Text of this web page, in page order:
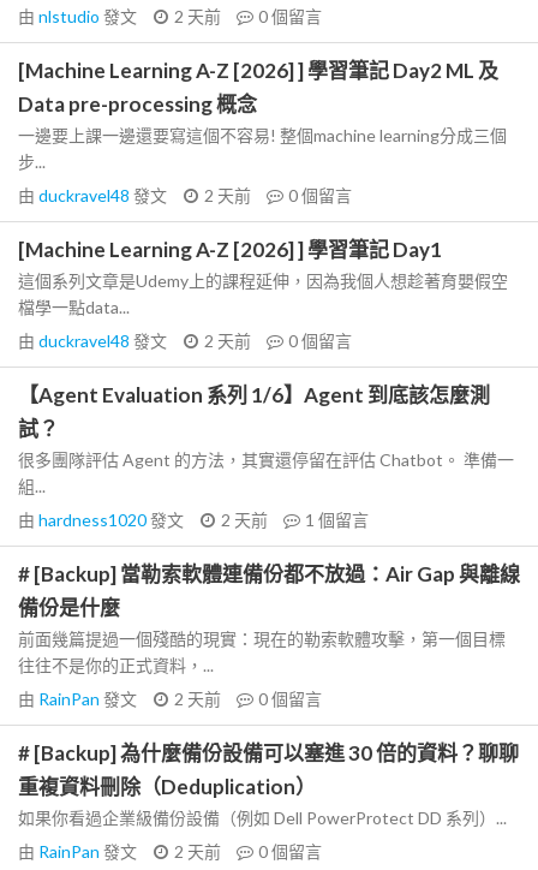
由 nlstudio 發文 2 天前 0個留言
[Machine Learning A-Z [2026] ] 學習筆記 Day2 ML 及
Data pre-processing 概念
一邊要上課一邊還要寫這個不容易! 整個machine learning分成三個
步...
由 duckravel48 發文 2 天前 0個留言
[Machine Learning A-Z [2026] ] 學習筆記 Day1
這個系列文章是Udemy上的課程延伸，因為我個人想趁著育嬰假空
檔學一點data...
由 duckravel48 發文 2 天前 0個留言
【Agent Evaluation 系列 1/6】Agent 到底該怎麼測
試？
很多團隊評估 Agent 的方法，其實還停留在評估 Chatbot。 準備一
組...
由 hardness1020發文 2 天前 1 個留言
# [Backup] 當勒索軟體連備份都不放過：Air Gap 與離線
備份是什麼
前面幾篇提過一個殘酷的現實：現在的勒索軟體攻擊，第一個目標
往往不是你的正式資料，...
由 RainPan 發文 2 天前 0個留言
# [Backup] 為什麼備份設備可以塞進 30 倍的資料？聊聊
重複資料刪除（Deduplication）
如果你看過企業級備份設備（例如 Dell PowerProtect DD 系列）...
由 RainPan 發文 2 天前 0個留言